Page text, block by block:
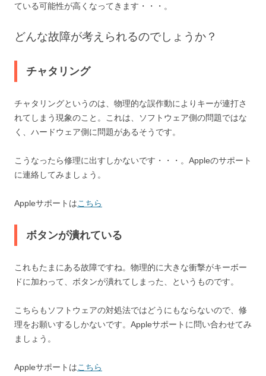
ている可能性が高くなってきます・・・。
どんな故障が考えられるのでしょうか？
チャタリング
チャタリングというのは、物理的な誤作動によりキーが連打さ
れてしまう現象のこと。これは、ソフトウェア側の問題ではな
く、ハードウェア側に問題があるそうです。
こうなったら修理に出すしかないです・・・。Appleのサポート
に連絡してみましょう。
Appleサポートはこちら
ボタンが潰れている
これもたまにある故障ですね。物理的に大きな衝撃がキーボー
ドに加わって、ボタンが潰れてしまった、というものです。
こちらもソフトウェアの対処法ではどうにもならないので、修
理をお願いするしかないです。Appleサポートに問い合わせてみ
ましょう。
Appleサポートはこちら